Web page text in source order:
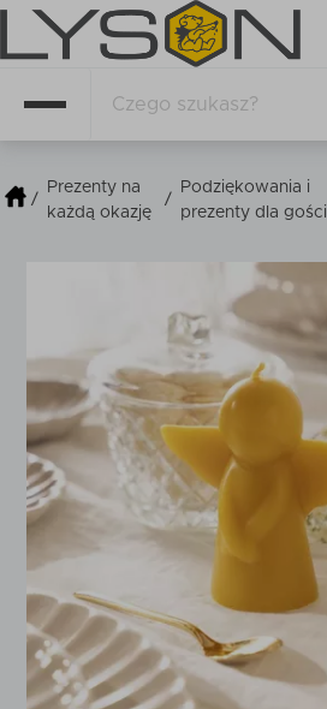
/
Prezenty na
każdą okazję
/
Podziękowania i
prezenty dla gości